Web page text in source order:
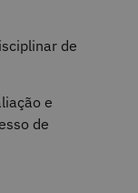
de
e
de